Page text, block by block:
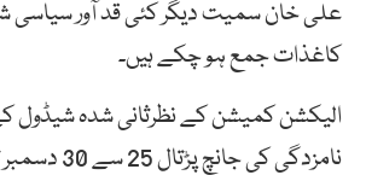
علی خان سمیت دیگر کئی قد آور
کاغذات جمع ہو چکے ہیں۔
الیکشن کمیشن کے نظرثانی شدہ شیڈول
نامزدگی کی جانچ